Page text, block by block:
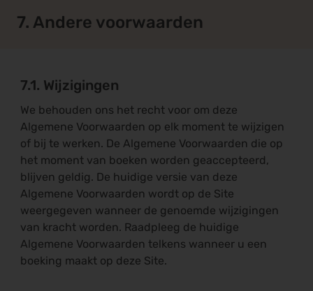
7. Andere voorwaarden
7.1. Wijzigingen
We behouden ons het recht voor om deze
Algemene Voorwaarden op elk moment te wijzigen
of bij te werken. De Algemene Voorwaarden die op
het moment van boeken worden geaccepteerd,
blijven geldig. De huidige versie van deze
Algemene Voorwaarden wordt op de Site
weergegeven wanneer de genoemde wijzigingen
van kracht worden. Raadpleeg de huidige
Algemene Voorwaarden telkens wanneer u een
boeking maakt op deze Site.